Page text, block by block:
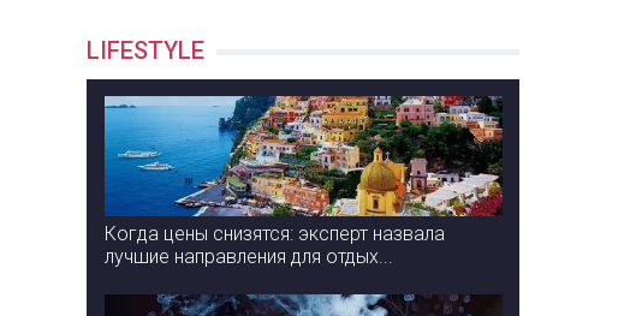
LIFESTYLE
Когда цены снизятся: эксперт назвала
лучшие направления для отдых...